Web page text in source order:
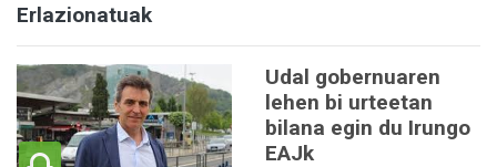
Erlazionatuak
Udal gobernuaren
lehen bi urteetan
bilana egin du Irungo
EAJk